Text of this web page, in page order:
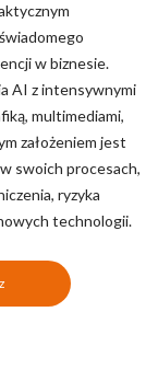
w biznesie.
AI z intensywnymi
multimediami,
założeniem jest
swoich procesach,
ryzyka
technologii.